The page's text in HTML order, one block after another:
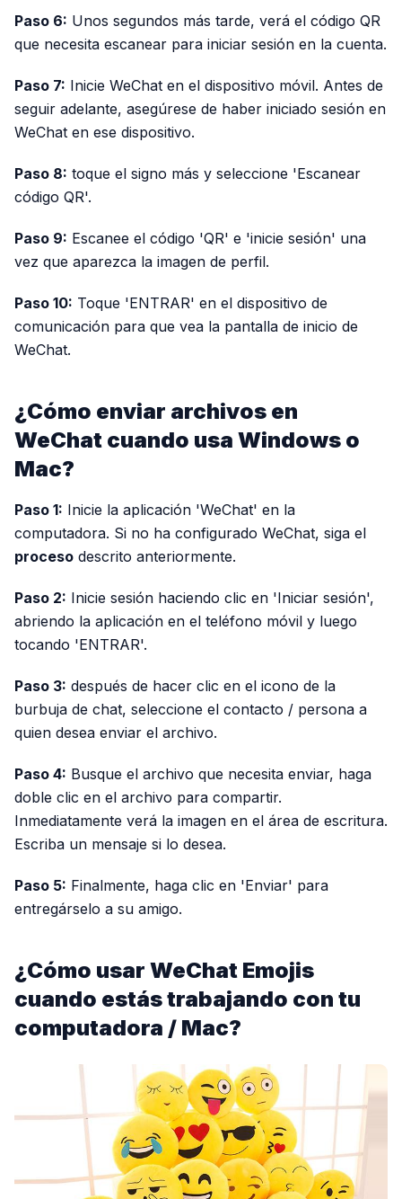
Paso 6: Unos segundos más tarde, verá el código QR
que necesita escanear para iniciar sesión en la cuenta.
Paso 7: Inicie WeChat en el dispositivo móvil. Antes de
seguir adelante, asegúrese de haber iniciado sesión en
WeChat en ese dispositivo.
Paso 8: toque el signo más y seleccione 'Escanear
código QR'.
Paso 9: Escanee el código 'QR' e 'inicie sesión' una
vez que aparezca la imagen de perfil.
Paso 10: Toque 'ENTRAR' en el dispositivo de
comunicación para que vea la pantalla de inicio de
WeChat.
¿Cómo enviar archivos en
WeChat cuando usa Windows o
Mac?
Paso 1: Inicie la aplicación 'WeChat' en la
computadora. Si no ha configurado WeChat, siga el
proceso descrito anteriormente.
Paso 2: Inicie sesión haciendo clic en 'Iniciar sesión',
abriendo la aplicación en el teléfono móvil y luego
tocando 'ENTRAR'.
Paso 3: después de hacer clic en el icono de la
burbuja de chat, seleccione el contacto / persona a
quien desea enviar el archivo.
Paso 4: Busque el archivo que necesita enviar, haga
doble clic en el archivo para compartir.
Inmediatamente verá la imagen en el área de escritura.
Escriba un mensaje si lo desea.
Paso 5: Finalmente, haga clic en 'Enviar' para
entregárselo a su amigo.
¿Cómo usar WeChat Emojis
cuando estás trabajando con tu
computadora / Mac?